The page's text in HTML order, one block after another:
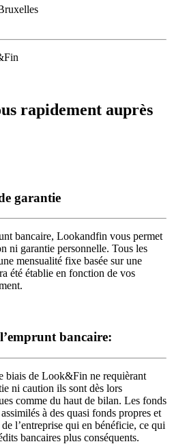
rapidement auprès
garantie
bancaire, Lookandfin vous permet
ni garantie personnelle. Tous les
mensualité fixe basée sur une
été établie en fonction de vos
bancaire:
biais de Look&Fin ne requièrant
ni caution ils sont dès lors
comme du haut de bilan. Les fonds
à des quasi fonds propres et
l’entreprise qui en bénéficie, ce qui
bancaires plus conséquents.